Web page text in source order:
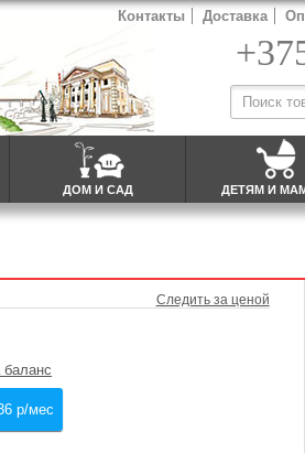
ДОМ И САД ДЕТЯМ И
Контакты Доставка
Следить за ценой
баланс
р/мес